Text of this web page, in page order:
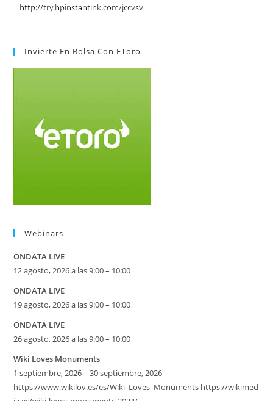
Invierte En Bolsa Con EToro
Webinars
ONDATA LIVE
12 agosto, 2026 a las 9:00 – 10:00
ONDATA LIVE
19 agosto, 2026 a las 9:00 – 10:00
ONDATA LIVE
26 agosto, 2026 a las 9:00 – 10:00
Wiki Loves Monuments
1 septiembre, 2026 – 30 septiembre, 2026
https://www.wikilov.es/es/Wiki_Loves_Monuments https://wikimed